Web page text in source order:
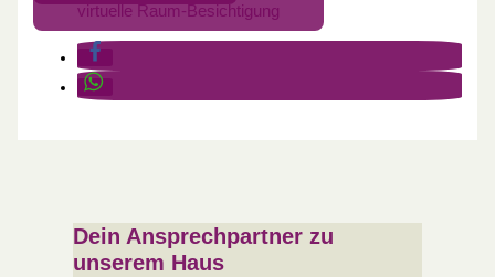
virtuelle Raum-Besichtigung
Dein Ansprechpartner zu
unserem Haus